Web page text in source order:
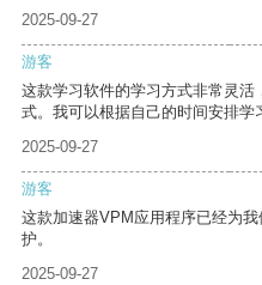
2025-09-27
游客
这款学习软件的学习方式非常灵
式。我可以根据自己的时间安排学
2025-09-27
游客
这款加速器VPM应用程序已经为
护。
2025-09-27